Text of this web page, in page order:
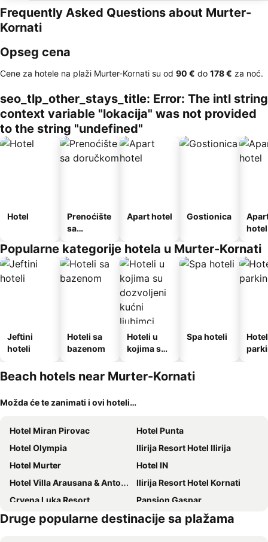
Frequently Asked Questions about Murter-
Kornati
Opseg cena
Cene za hotele na plaži Murter-Kornati su od ‎90 € do ‎178 € za noć.
seo_tlp_other_stays_title: Error: The intl string
context variable "lokacija" was not provided
to the string "undefined"
Hotel
Prenoćište
sa
Apart hotel Gostionica
hotel
Popularne kategorije hotela u Murter-Kornati
Jeftini
hoteli
Hoteli sa
bazenom
Hoteli u
kojima su
kućni
ljubimci
Spa hoteli
Beach hotels near Murter-Kornati
Možda će te zanimati i ovi hoteli…
Hotel Miran Pirovac
Hotel Punta
Hotel Olympia
Ilirija Resort Hotel Ilirija
Hotel Murter
Hotel IN
Hotel Villa Arausana & Antonina
Ilirija Resort Hotel Kornati
Crvena Luka Resort
Pansion Gaspar
HOTEL IMPERIAL
Mediterranean Village San Antonio
Druge popularne destinacije sa plažama